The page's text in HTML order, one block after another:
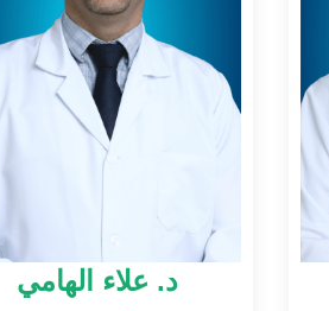
د. علاء الهامي